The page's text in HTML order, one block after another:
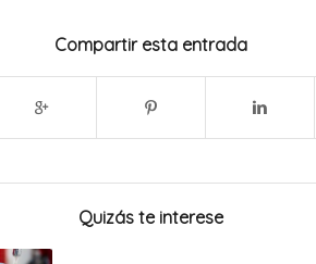
Compartir esta entrada
Quizás te interese